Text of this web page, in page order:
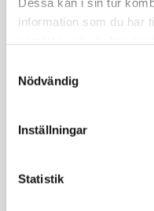
information som du har
Nödvändig
Inställningar
Statistik
Ladda upp inför
produkter utvalda